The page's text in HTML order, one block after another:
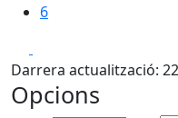
6
Darrera actualització:
Opcions